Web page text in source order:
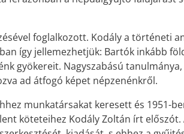
foglalkozott. Kodály a történeti
így jellemezhetjük: Bartók inkább
gyökereit. Nagyszabású
ad átfogó képet népzenénkről.
munkatársakat keresett és 1951-
köteteihez Kodály Zoltán írt előszót.